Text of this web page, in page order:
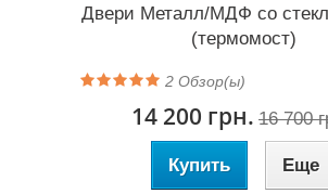
Двери Металл/МДФ со
(термомост)
2 Обзор(ы)
14 200 грн. 16 700
Купить Еще